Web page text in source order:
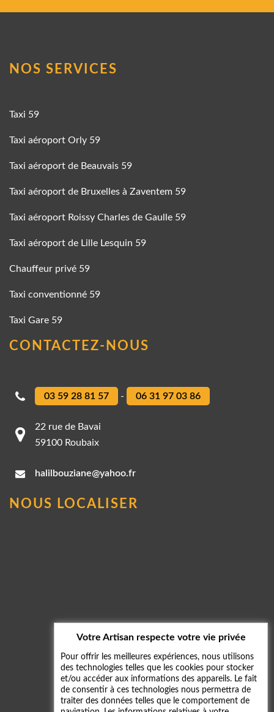
NOS SERVICES
Taxi 59
Taxi aéroport Orly 59
Taxi aéroport de Beauvais 59
Taxi aéroport de Bruxelles à Zaventem 59
Taxi aéroport Roissy Charles de Gaulle 59
Taxi aéroport de Lille Lesquin 59
Chauffeur privé 59
Taxi conventionné 59
Taxi Gare 59
CONTACTEZ-NOUS
03 59 28 81 57 - 06 31 97 03 86
22 rue de Bavai
59100 Roubaix
halilbouziane@yahoo.fr
NOUS LOCALISER
Votre Artisan respecte votre vie privée
Pour offrir les meilleures expériences, nous utilisons
des technologies telles que les cookies pour stocker
et/ou accéder aux informations des appareils. Le fait
de consentir à ces technologies nous permettra de
traiter des données telles que le comportement de